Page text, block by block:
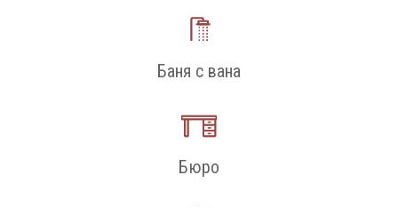
Баня с вана
Бюро